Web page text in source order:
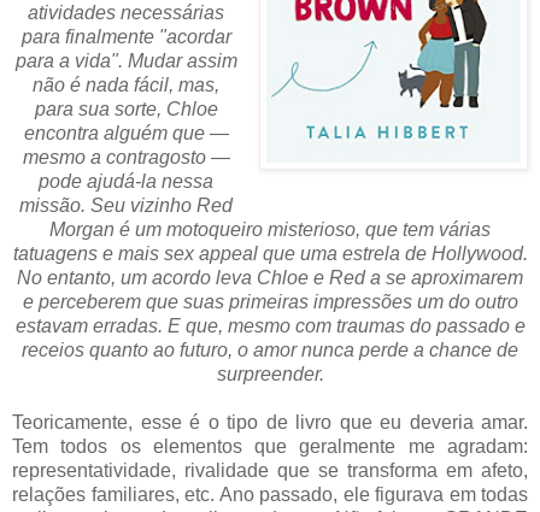
atividades necessárias
para finalmente "acordar
para a vida". Mudar assim
não é nada fácil, mas,
para sua sorte, Chloe
encontra alguém que —
mesmo a contragosto —
pode ajudá-la nessa
missão. Seu vizinho Red
Morgan é um motoqueiro misterioso, que tem várias
tatuagens e mais sex appeal que uma estrela de Hollywood.
No entanto, um acordo leva Chloe e Red a se aproximarem
e perceberem que suas primeiras impressões um do outro
estavam erradas. E que, mesmo com traumas do passado e
receios quanto ao futuro, o amor nunca perde a chance de
surpreender.
Teoricamente, esse é o tipo de livro que eu deveria amar.
Tem todos os elementos que geralmente me agradam:
representatividade, rivalidade que se transforma em afeto,
relações familiares, etc. Ano passado, ele figurava em todas